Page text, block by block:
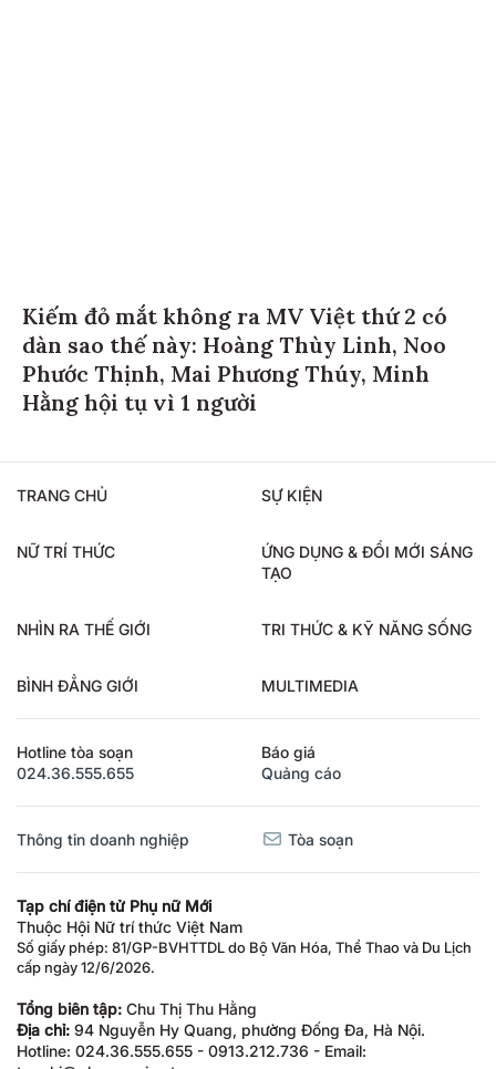
Kiếm đỏ mắt không ra MV Việt thứ 2 có
dàn sao thế này: Hoàng Thùy Linh, Noo
Phước Thịnh, Mai Phương Thúy, Minh
Hằng hội tụ vì 1 người
TRANG CHỦ SỰ KIỆN
NỮ TRÍ THỨC
ỨNG DỤNG & ĐỔI MỚI SÁNG
TẠO
NHÌN RA THẾ GIỚI TRI THỨC & KỸ NĂNG SỐNG
BÌNH ĐẲNG GIỚI MULTIMEDIA
Hotline tòa soạn
024.36.555.655
Báo giá
Quảng cáo
Thông tin doanh nghiệp Tòa soạn
Tạp chí điện tử Phụ nữ Mới
Thuộc Hội Nữ trí thức Việt Nam
Số giấy phép: 81/GP-BVHTTDL do Bộ Văn Hóa, Thể Thao và Du Lịch
cấp ngày 12/6/2026.
Tổng biên tập: Chu Thị Thu Hằng
Địa chỉ: 94 Nguyễn Hy Quang, phường Đống Đa, Hà Nội.
Hotline: 024.36.555.655 - 0913.212.736 - Email: